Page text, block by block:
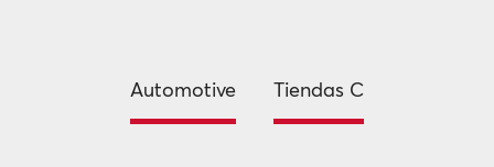
Automotive Tiendas C